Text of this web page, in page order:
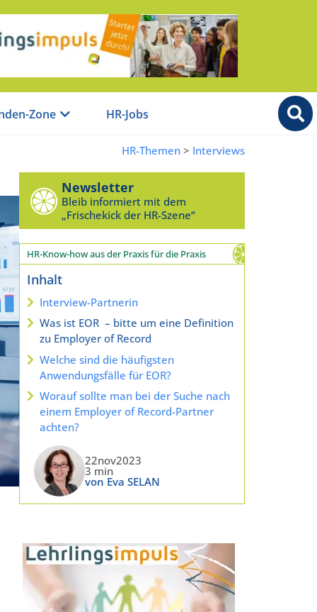
Zone HR-Jobs
HR-Themen > Interviews
Newsletter
Bleib informiert mit dem
„Frischekick der HR-Szene“
HR-Know-how aus der Praxis für die Praxis
Inhalt
Interview-Partnerin
Was ist EOR – bitte um eine Definition
zu Employer of Record
Welche sind die häufigsten
Anwendungsfälle für EOR?
Worauf sollte man bei der Suche nach
einem Employer of Record-Partner
achten?
22nov2023
3 min
von Eva SELAN